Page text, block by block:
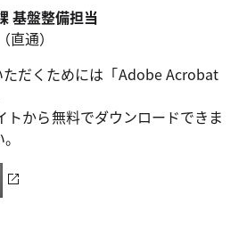
基盤整備担当
通）
ただくためには「Adobe Acrobat
から無料でダウンロードできま